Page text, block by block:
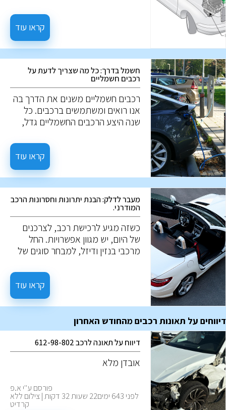
להיות יעיל יותר בצריכת הדלק ולפחות
מזהם. אז מה הם רכבים היברידיים?
קראו עוד
חשמל בדרך: כל מה שצריך לדעת על
רכבים חשמליים
רכבים חשמליים משנים את הדרך בה
אנו רואים ומשתמשים ברכבים. כל
שנה היצע הרכבים החשמליים גדל,
בעצם רכבים חשמליים? איך הם
עובדים? במה הם שונים מרכבים
רגילים? ולמה הם כל כך מבוקשים? על
השאלות האלו, נענה במאמר הבא.
קראו עוד
מעבר לדלק: הבנת יתרונות וחסרונות הרכב
המודרני.
כשזה מגיע לרכישת רכב, לצרכנים
של היום, יש מגוון אפשרויות. החל
מרכבי בנזין ודיזל, למבחר סוגים של
אפשרות יש צירוף ייחודי של יתרונות
וחסכונות. הבנה של אלו, תעזור לבצע
את ההחלטה המיטבית לצרכים
שלכם.
קראו עוד
דיווחים על תאונות רכבים מהחודש האחרון
דיווח על תאונה לרכב 612-98-802
אובדן מלא
פורסם ע''י א.פ
לפני 643 ימים22 שעות 32 דקות | צילום ללא
קרדיט